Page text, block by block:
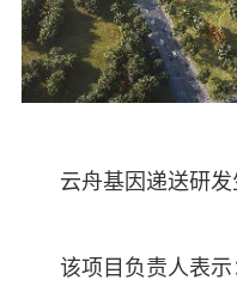
云舟基因递送研
该项目负责人表